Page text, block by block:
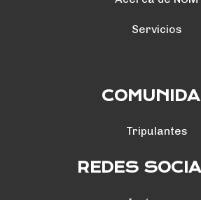
Servicios
Tripulantes
REDES